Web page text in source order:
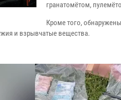
гранатомётом,
Кроме того,
и взрывчатые вещества.